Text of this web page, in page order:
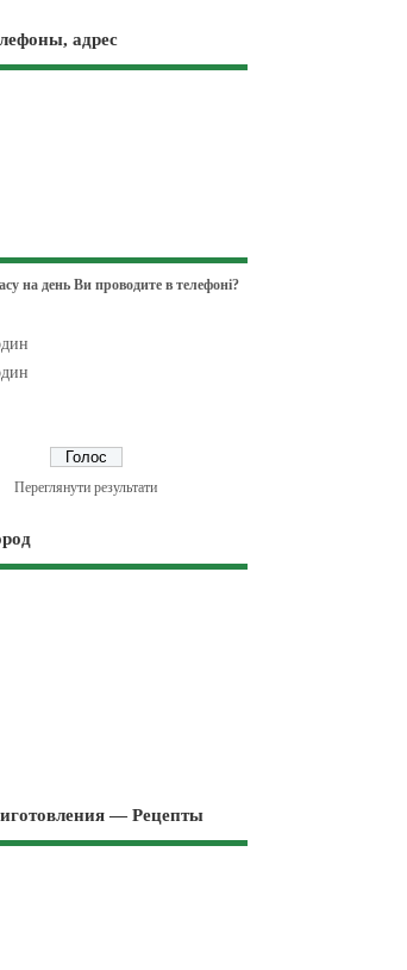
адрес
на день Ви проводите в телефоні?
Переглянути результати
— Рецепты